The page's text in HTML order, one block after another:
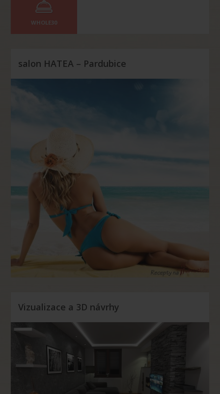
WHOLE30
salon HATEA – Pardubice
Vizualizace a 3D návrhy